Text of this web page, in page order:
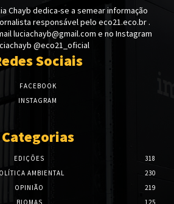
Chayb dedica-se a semear informação
responsável pelo eco21.eco.br .
luciachayb@gmail.com e no Instagram
@eco21_oficial
Sociais
FACEBOOK
INSTAGRAM
Categorias
EDIÇÕES
318
AMBIENTAL
230
OPINIÃO
219